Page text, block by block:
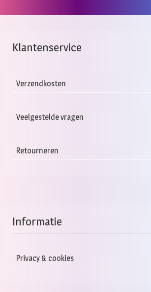
Klantenservice
Verzendkosten
Veelgestelde vragen
Retourneren
Informatie
Privacy & cookies